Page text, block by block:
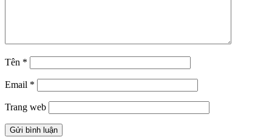
Tên *
Email *
Trang web